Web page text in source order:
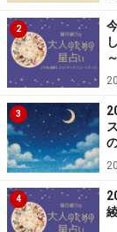
日生まれ
「おとめ座」の
相談するなら
ントに。
＞【12星座別
2
3
4